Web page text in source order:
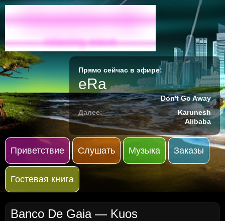
Radio-M
relaxing wave
Прямо сейчас в эфире:
eRa
Don't Go Away
Далее:
Karunesh
Alibaba
Приветствие Слушать Музыка Заказы
Гостевая книга
Banco De Gaia — Kuos